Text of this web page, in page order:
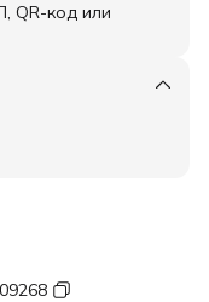
QR-код или